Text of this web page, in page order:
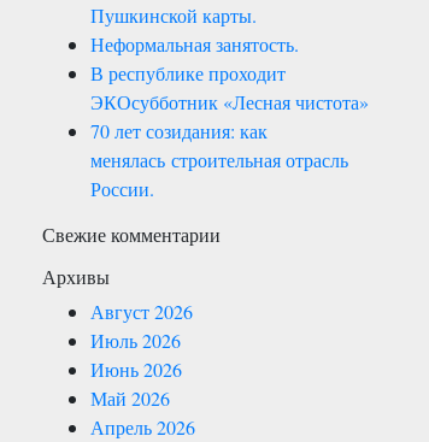
Пушкинской карты.
Неформальная занятость.
В республике проходит
ЭКОсубботник «Лесная чистота»
70 лет созидания: как
менялась строительная отрасль
России.
Свежие комментарии
Архивы
Август 2026
Июль 2026
Июнь 2026
Май 2026
Апрель 2026